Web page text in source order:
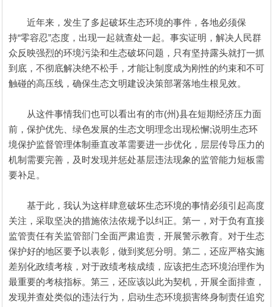
近年来，发生了多起破坏生态环境的事件，各地必须保
持“零容忍”态度，出现一起就查处一起。事实证明，解决人民群
众反映强烈的环境污染和生态破坏问题，只有坚持露头就打一抓
到底，不彻底解决绝不松手，才能让制度成为刚性的约束和不可
触碰的高压线，确保生态文明建设决策部署落地生根见效。
从这件事情我们也可以看出有的市(州)县在短期经济压力面
前，保护优先、绿色发展的生态文明理念出现松懈;说明生态环
境保护监督管理体制垂直改革需要进一步优化，层层传导压力的
机制需要完善，及时发现并惩处基层违法现象的监管能力短板需
要补足。
基于此，我认为这样肆意破坏生态环境的事情必须引起高度
关注，采取坚决的措施依法依规予以纠正。第一，对于负有直接
监管责任有关监管部门全面严肃追责，开展警示教育。对于生态
保护好的地区要予以表彰，做到奖惩分明。第二，还应严格实施
差别化政绩考核，对于政绩考核成绩，应该把生态环境治理作为
最重要的考核指标。第三，还应该以此为契机，开展全面排查，
发现并查处类似的违法行为，启动生态环境损害终身制责任追究